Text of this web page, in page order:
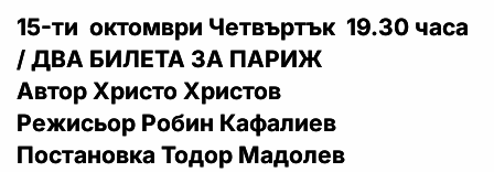
15-ти октомври Четвъртък 19.30 часа
/ ДВА БИЛЕТА ЗА ПАРИЖ
Автор Христо Христов
Режисьор Робин Кафалиев
Постановка Тодор Мадолев